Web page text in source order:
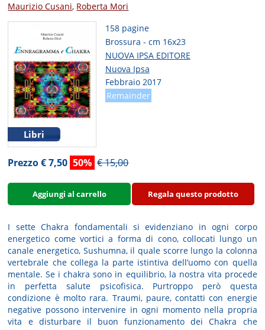
Maurizio Cusani, Roberta Mori
Libri
158 pagine
Brossura - cm 16x23
NUOVA IPSA EDITORE
Nuova Ipsa
Febbraio 2017
Remainder
Prezzo € 7,50 50% € 15,00
Aggiungi al carrello Regala questo prodotto
I sette Chakra fondamentali si evidenziano in ogni corpo
energetico come vortici a forma di cono, collocati lungo un
canale energetico, Sushumna, il quale scorre lungo la colonna
vertebrale che collega la parte istintiva dell’uomo con quella
mentale. Se i chakra sono in equilibrio, la nostra vita procede
in perfetta salute psicofisica. Purtroppo però questa
condizione è molto rara. Traumi, paure, contatti con energie
negative possono intervenire in ogni momento nella propria
vita e disturbare il buon funzionamento dei Chakra che